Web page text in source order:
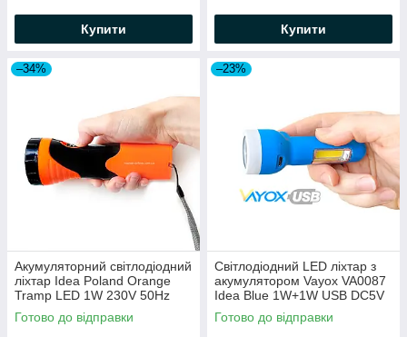
Купити Купити
–34%
Акумуляторний світлодіодний
ліхтар Idea Poland Orange
Tramp LED 1W 230V 50Hz
90Lm 6500K помаранчевий/
чорний
Готово до відправки
–23%
Світлодіодний LED ліхтар з
акумулятором Vayox VA0087
Idea Blue 1W+1W USB DC5V
500mAH 300Lm 6000K синій
Готово до відправки